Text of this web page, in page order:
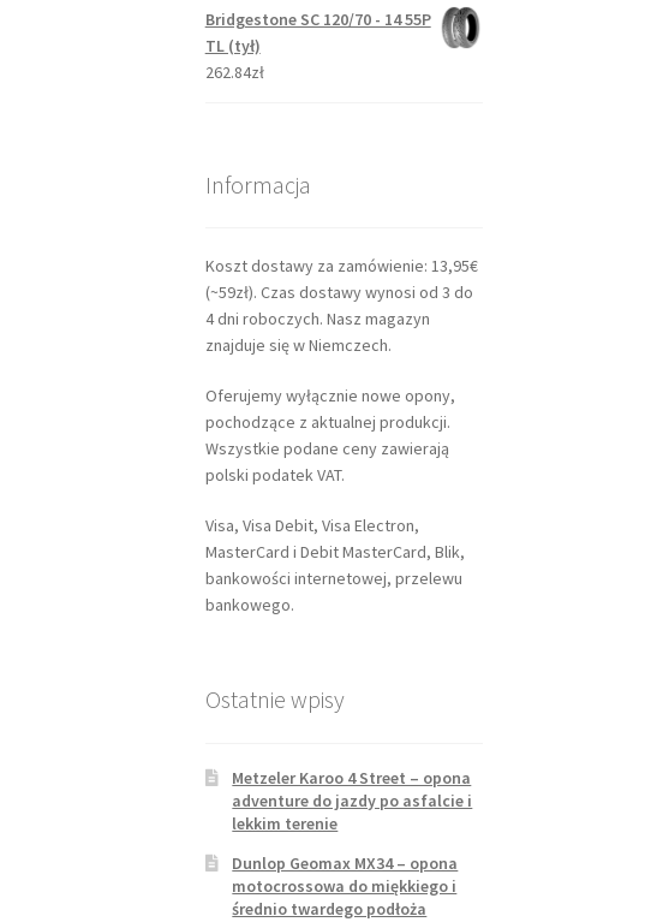
Bridgestone SC 120/70 - 14 55P
TL (tył)
262.84zł
Informacja
Koszt dostawy za zamówienie: 13,95€
(~59zł). Czas dostawy wynosi od 3 do
4 dni roboczych. Nasz magazyn
znajduje się w Niemczech.
Oferujemy wyłącznie nowe opony,
pochodzące z aktualnej produkcji.
Wszystkie podane ceny zawierają
polski podatek VAT.
Visa, Visa Debit, Visa Electron,
MasterCard i Debit MasterCard, Blik,
bankowości internetowej, przelewu
bankowego.
Ostatnie wpisy
Metzeler Karoo 4 Street – opona
adventure do jazdy po asfalcie i
lekkim terenie
Dunlop Geomax MX34 – opona
motocrossowa do miękkiego i
średnio twardego podłoża